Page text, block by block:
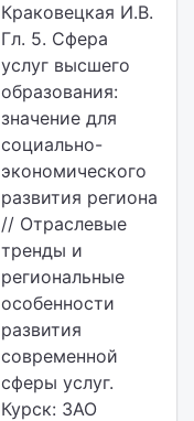
Краковецкая И.В.
Гл. 5. Сфера
услуг высшего
образования:
значение для
социально-
экономического
развития региона
// Отраслевые
тренды и
региональные
особенности
развития
современной
сферы услуг.
Курск: ЗАО